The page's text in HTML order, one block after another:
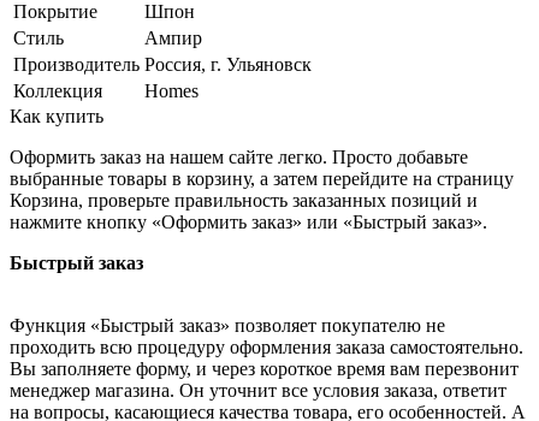
Покрытие
Шпон
Стиль
Ампир
Производитель Россия, г. Ульяновск
Коллекция
Homes
Как купить
Оформить заказ на нашем сайте легко. Просто добавьте
выбранные товары в корзину, а затем перейдите на страницу
Корзина, проверьте правильность заказанных позиций и
нажмите кнопку «Оформить заказ» или «Быстрый заказ».
Быстрый заказ
Функция «Быстрый заказ» позволяет покупателю не
проходить всю процедуру оформления заказа самостоятельно.
Вы заполняете форму, и через короткое время вам перезвонит
менеджер магазина. Он уточнит все условия заказа, ответит
на вопросы, касающиеся качества товара, его особенностей. А